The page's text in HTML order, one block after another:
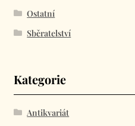
Ostatní
Sběratelství
Kategorie
Antikvariát